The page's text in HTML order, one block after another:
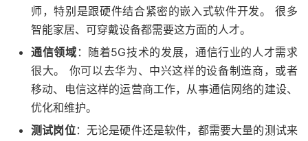
师，特别是跟硬件结合紧密的嵌入式软件开发。 很多
智能家居、可穿戴设备都需要这方面的人才。
通信领域 ：随着5G技术的发展，通信行业的人才需求
很大。 你可以去华为、中兴这样的设备制造商，或者
移动、电信这样的运营商工作，从事通信网络的建设、
优化和维护。
测试岗位：无论是硬件还是软件，都需要大量的测试来